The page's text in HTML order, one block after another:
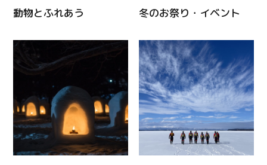
動物とふれあう 冬のお祭り・イベント